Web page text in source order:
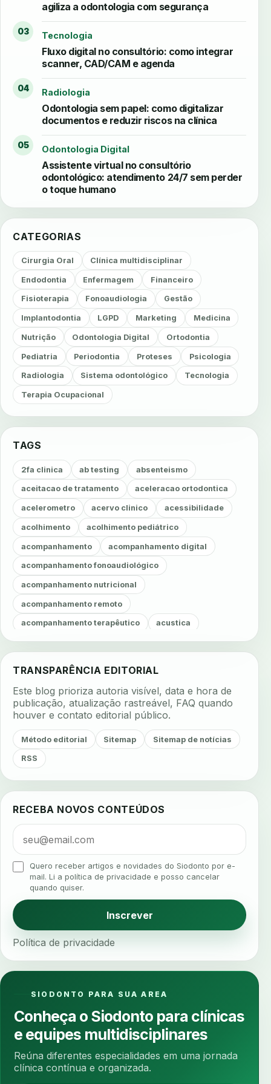
agiliza a odontologia com segurança
03 Tecnologia
Fluxo digital no consultório: como integrar
scanner, CAD/CAM e agenda
04 Radiologia
Odontologia sem papel: como digitalizar
documentos e reduzir riscos na clínica
05 Odontologia Digital
Assistente virtual no consultório
odontológico: atendimento 24/7 sem perder
o toque humano
CATEGORIAS
Cirurgia Oral Clínica multidisciplinar
Endodontia Enfermagem Financeiro
Fisioterapia Fonoaudiologia Gestão
Implantodontia LGPD Marketing Medicina
Nutrição Odontologia Digital Ortodontia
Pediatria Periodontia Proteses Psicologia
Radiologia Sistema odontológico Tecnologia
Terapia Ocupacional
TAGS
2fa clinica ab testing absenteismo
aceitacao de tratamento aceleracao ortodontica
acelerometro acervo clinico acessibilidade
acolhimento acolhimento pediátrico
acompanhamento acompanhamento digital
acompanhamento fonoaudiológico
acompanhamento nutricional
acompanhamento remoto
acompanhamento terapêutico acustica
acustica clinica adesao adesao ao tratamento
aerossois agenda agenda clinica
agenda inteligente agenda odontologica
agendamento agendamento digital
agendamento inteligente
algometria alinhadores alta digital
alta rotacao
analgesia analgesia digital analise 3d
analise elementos finitos analise facial
analise funcional
anamnese digital
anamnese estruturada anamnese nutricional
ancoragem anestesia
ansiedade odontologica antes e depois
antibiotico anticoagulados
anticoagulantes aparelho intraoral
TRANSPARÊNCIA EDITORIAL
Este blog prioriza autoria visível, data e hora de
publicação, atualização rastreável, FAQ quando
houver e contato editorial público.
Método editorial Sitemap Sitemap de notícias
RSS
RECEBA NOVOS CONTEÚDOS
Quero receber artigos e novidades do Siodonto por e-
mail. Li a política de privacidade e posso cancelar
quando quiser.
Inscrever
Política de privacidade
SIODONTO PARA SUA AREA
Conheça o Siodonto para clínicas
e equipes multidisciplinares
Reúna diferentes especialidades em uma jornada
clínica contínua e organizada.